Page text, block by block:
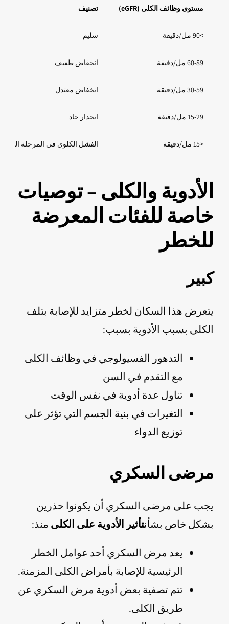
مستوى وظائف الكلى (eGFR) تصنيف
>90 مل/دقيقة سليم
60-89 مل/دقيقة انخفاض طفيف
30-59 مل/دقيقة انخفاض معتدل
15-29 مل/دقيقة انحدار حاد
<15 مل/دقيقة الفشل الكلوي في المرحلة النهائية
الأدوية والكلى – توصيات
خاصة للفئات المعرضة
للخطر
كبير
يتعرض هذا السكان لخطر متزايد للإصابة بتلف
الكلى بسبب الأدوية بسبب:
التدهور الفسيولوجي في وظائف الكلى
مع التقدم في السن
تناول عدة أدوية في نفس الوقت
التغيرات في بنية الجسم التي تؤثر على
توزيع الدواء
مرضى السكري
يجب على مرضى السكري أن يكونوا حذرين
بشكل خاص بشأنتأثير الأدوية على الكلى منذ:
يعد مرض السكري أحد عوامل الخطر
الرئيسية للإصابة بأمراض الكلى المزمنة.
تتم تصفية بعض أدوية مرض السكري عن
طريق الكلى.